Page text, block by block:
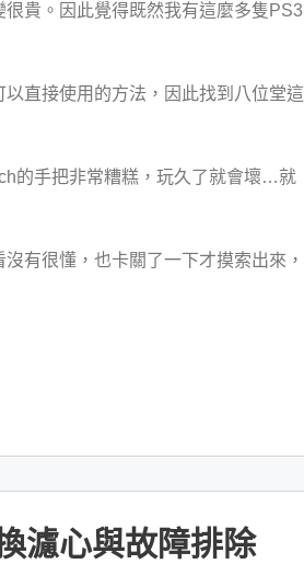
貴。因此覺得既然我有這麼多隻PS3
直接使用的方法，因此找到八位堂這
的手把非常糟糕，玩久了就會壞…就
有很懂，也卡關了一下才摸索出來，
濾心與故障排除